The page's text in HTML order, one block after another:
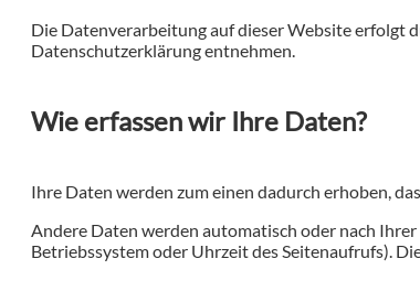
Die Datenverarbeitung auf dieser Website erfolgt
Datenschutzerklärung entnehmen.
Wie erfassen wir Ihre Daten?
Ihre Daten werden zum einen dadurch erhoben,
Andere Daten werden automatisch oder nach
Betriebssystem oder Uhrzeit des Seitenaufrufs).